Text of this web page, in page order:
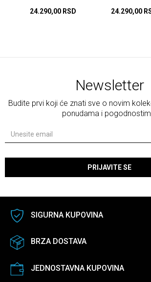
24.290,00 RSD
24.290,00
Newsletter
Budite prvi koji će znati sve o novim
ponudama i
PRIJAVITE SE
SIGURNA KUPOVINA
BRZA DOSTAVA
JEDNOSTAVNA KUPOVINA